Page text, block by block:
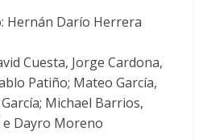
Hernán Darío Herrera
Cuesta, Jorge Cardona,
Patiño; Mateo García,
Michael Barrios,
Dayro Moreno